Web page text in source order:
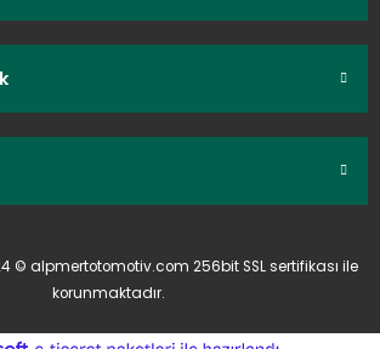
© alpmertotomotiv.com 256bit SSL sertifikası ile
korunmaktadır.